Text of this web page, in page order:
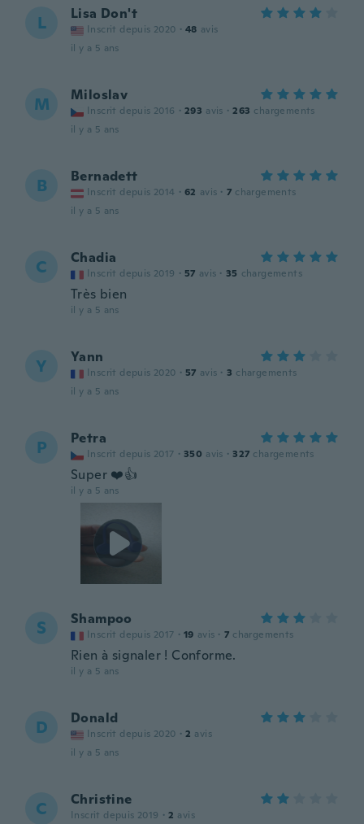
L Lisa Don't
Inscrit depuis 2020 · 48 avis
il y a 5 ans
M Miloslav
Inscrit depuis 2016 · 293 avis · 263 chargements
il y a 5 ans
B Bernadett
Inscrit depuis 2014 · 62 avis · 7 chargements
il y a 5 ans
C Chadia
Inscrit depuis 2019 · 57 avis · 35 chargements
Très bien
il y a 5 ans
Y Yann
Inscrit depuis 2020 · 57 avis · 3 chargements
il y a 5 ans
P Petra
Inscrit depuis 2017 · 350 avis · 327 chargements
Super ❤️👍
il y a 5 ans
S Shampoo
Inscrit depuis 2017 · 19 avis · 7 chargements
Rien à signaler ! Conforme.
il y a 5 ans
D Donald
Inscrit depuis 2020 · 2 avis
il y a 5 ans
C Christine
Inscrit depuis 2019 · 2 avis